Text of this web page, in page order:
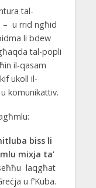
tal-
– u rrid ngħid
li bdew
tal-popli
il-qasam
ukoll il-
komunikattiv.
biss li
mixja ta’
laqgħat
u f’Kuba.